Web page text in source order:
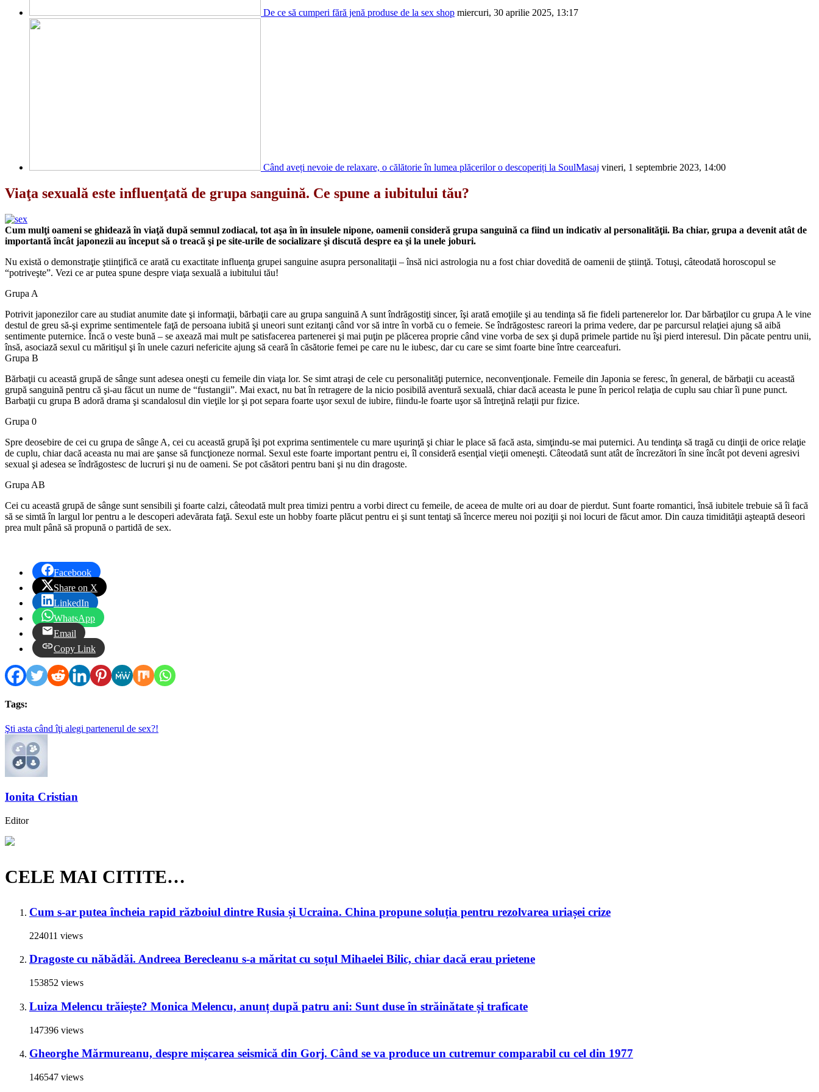
De ce să cumperi fără jenă produse de la sex shop miercuri, 30 aprilie 2025, 13:17
Când aveți nevoie de relaxare, o călătorie în lumea plăcerilor o descoperiți la SoulMasaj vineri, 1 septembrie 2023, 14:00
Viaţa sexuală este influenţată de grupa sanguină. Ce spune a iubitului tău?
Cum mulţi oameni se ghidează în viaţă după semnul zodiacal, tot aşa în în insulele nipone, oamenii consideră grupa sanguină ca fiind un indicativ al personalităţii. Ba chiar, grupa a devenit atât de
importantă încât japonezii au început să o treacă şi pe site-urile de socializare şi discută despre ea şi la unele joburi.
Nu există o demonstraţie ştiinţifică ce arată cu exactitate influenţa grupei sanguine asupra personalitaţii – însă nici astrologia nu a fost chiar dovedită de oamenii de ştiinţă. Totuşi, câteodată horoscopul se
“potriveşte”. Vezi ce ar putea spune despre viaţa sexuală a iubitului tău!
Grupa A
Potrivit japonezilor care au studiat anumite date şi informaţii, bărbaţii care au grupa sanguină A sunt îndrăgostiţi sincer, îşi arată emoţiile şi au tendinţa să fie fideli partenerelor lor. Dar bărbaţilor cu grupa A le vine
destul de greu să-şi exprime sentimentele faţă de persoana iubită şi uneori sunt ezitanţi când vor să intre în vorbă cu o femeie. Se îndrăgostesc rareori la prima vedere, dar pe parcursul relaţiei ajung să aibă
sentimente puternice. Încă o veste bună – se axează mai mult pe satisfacerea partenerei şi mai puţin pe plăcerea proprie când vine vorba de sex şi după primele partide nu îşi pierd interesul. Din păcate pentru unii,
însă, asociază sexul cu măritişul şi în unele cazuri nefericite ajung să ceară în căsătorie femei pe care nu le iubesc, dar cu care se simt foarte bine între cearceafuri.
Grupa B
Bărbaţii cu această grupă de sânge sunt adesea oneşti cu femeile din viaţa lor. Se simt atraşi de cele cu personalităţi puternice, neconvenţionale. Femeile din Japonia se feresc, în general, de bărbaţii cu această
grupă sanguină pentru că şi-au făcut un nume de “fustangii”. Mai exact, nu bat în retragere de la nicio posibilă aventură sexuală, chiar dacă aceasta le pune în pericol relaţia de cuplu sau chiar îi pune punct.
Barbaţii cu grupa B adoră drama şi scandalosul din vieţile lor şi pot separa foarte uşor sexul de iubire, fiindu-le foarte uşor să întreţină relaţii pur fizice.
Grupa 0
Spre deosebire de cei cu grupa de sânge A, cei cu această grupă îşi pot exprima sentimentele cu mare uşurinţă şi chiar le place să facă asta, simţindu-se mai puternici. Au tendinţa să tragă cu dinţii de orice relaţie
de cuplu, chiar dacă aceasta nu mai are şanse să funcţioneze normal. Sexul este foarte important pentru ei, îl consideră esenţial vieţii omeneşti. Câteodată sunt atât de încrezători în sine încât pot deveni agresivi
sexual şi adesea se îndrăgostesc de lucruri şi nu de oameni. Se pot căsători pentru bani şi nu din dragoste.
Grupa AB
Cei cu această grupă de sânge sunt sensibili şi foarte calzi, câteodată mult prea timizi pentru a vorbi direct cu femeile, de aceea de multe ori au doar de pierdut. Sunt foarte romantici, însă iubitele trebuie să îi facă
să se simtă în largul lor pentru a le descoperi adevărata faţă. Sexul este un hobby foarte plăcut pentru ei şi sunt tentaţi să încerce mereu noi poziţii şi noi locuri de făcut amor. Din cauza timidităţii aşteaptă deseori
prea mult până să propună o partidă de sex.
Facebook
Share on X
LinkedIn
WhatsApp
Email
Copy Link
Tags:
Şti asta când îţi alegi partenerul de sex?!
Ionita Cristian
Editor
CELE MAI CITITE…
Cum s-ar putea încheia rapid războiul dintre Rusia și Ucraina. China propune soluția pentru rezolvarea uriașei crize
224011 views
Dragoste cu năbădăi. Andreea Berecleanu s-a măritat cu soțul Mihaelei Bilic, chiar dacă erau prietene
153852 views
Luiza Melencu trăiește? Monica Melencu, anunț după patru ani: Sunt duse în străinătate și traficate
147396 views
Gheorghe Mărmureanu, despre mișcarea seismică din Gorj. Când se va produce un cutremur comparabil cu cel din 1977
146547 views